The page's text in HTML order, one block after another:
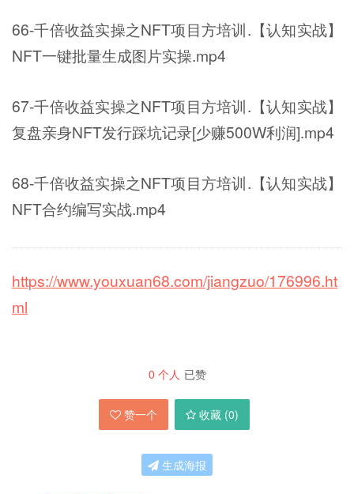
66-千倍收益实操之NFT项目方培训.【认知实战】
NFT一键批量生成图片实操.mp4
67-千倍收益实操之NFT项目方培训.【认知实战】
复盘亲身NFT发行踩坑记录[少赚500W利润].mp4
68-千倍收益实操之NFT项目方培训.【认知实战】
NFT合约编写实战.mp4
https://www.youxuan68.com/jiangzuo/176996.ht
ml
0 个人 已赞
赞一个 收藏 (0)
生成海报